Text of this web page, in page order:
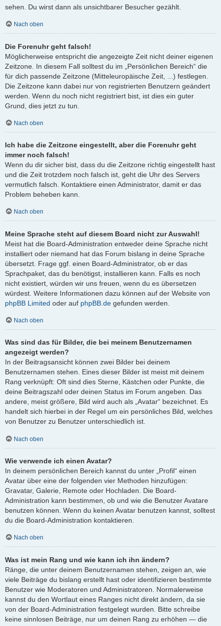
sehen. Du wirst dann als unsichtbarer Besucher gezählt.
Nach oben
Die Forenuhr geht falsch!
Möglicherweise entspricht die angezeigte Zeit nicht deiner eigenen
Zeitzone. In diesem Fall solltest du im „Persönlichen Bereich“ die
für dich passende Zeitzone (Mitteleuropäische Zeit, ...) festlegen.
Die Zeitzone kann dabei nur von registrierten Benutzern geändert
werden. Wenn du noch nicht registriert bist, ist dies ein guter
Grund, dies jetzt zu tun.
Nach oben
Ich habe die Zeitzone eingestellt, aber die Forenuhr geht
immer noch falsch!
Wenn du dir sicher bist, dass du die Zeitzone richtig eingestellt hast
und die Zeit trotzdem noch falsch ist, geht die Uhr des Servers
vermutlich falsch. Kontaktiere einen Administrator, damit er das
Problem beheben kann.
Nach oben
Meine Sprache steht auf diesem Board nicht zur Auswahl!
Meist hat die Board-Administration entweder deine Sprache nicht
installiert oder niemand hat das Forum bislang in deine Sprache
übersetzt. Frage ggf. einen Board-Administrator, ob er das
Sprachpaket, das du benötigst, installieren kann. Falls es noch
nicht existiert, würden wir uns freuen, wenn du es übersetzen
würdest. Weitere Informationen dazu können auf der Website von
phpBB Limited oder auf phpBB.de gefunden werden.
Nach oben
Was sind das für Bilder, die bei meinem Benutzernamen
angezeigt werden?
In der Beitragsansicht können zwei Bilder bei deinem
Benutzernamen stehen. Eines dieser Bilder ist meist mit deinem
Rang verknüpft: Oft sind dies Sterne, Kästchen oder Punkte, die
deine Beitragszahl oder deinen Status im Forum angeben. Das
andere, meist größere, Bild wird auch als „Avatar“ bezeichnet. Es
handelt sich hierbei in der Regel um ein persönliches Bild, welches
von Benutzer zu Benutzer unterschiedlich ist.
Nach oben
Wie verwende ich einen Avatar?
In deinem persönlichen Bereich kannst du unter „Profil“ einen
Avatar über eine der folgenden vier Methoden hinzufügen:
Gravatar, Galerie, Remote oder Hochladen. Die Board-
Administration kann bestimmen, ob und wie die Benutzer Avatare
benutzen können. Wenn du keinen Avatar benutzen kannst, solltest
du die Board-Administration kontaktieren.
Nach oben
Was ist mein Rang und wie kann ich ihn ändern?
Ränge, die unter deinem Benutzernamen stehen, zeigen an, wie
viele Beiträge du bislang erstellt hast oder identifizieren bestimmte
Benutzer wie Moderatoren und Administratoren. Normalerweise
kannst du den Wortlaut eines Ranges nicht direkt ändern, da sie
von der Board-Administration festgelegt wurden. Bitte schreibe
keine sinnlosen Beiträge, nur um deinen Rang zu erhöhen — die